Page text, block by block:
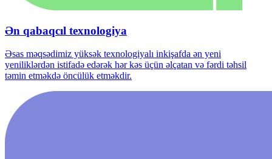
Ən qabaqcıl texnologiya
Əsas məqsədimiz yüksək texnologiyalı inkişafda ən yeni
yeniliklərdən istifadə edərək hər kəs üçün əlçatan və fərdi təhsil
təmin etməkdə öncülük etməkdir.